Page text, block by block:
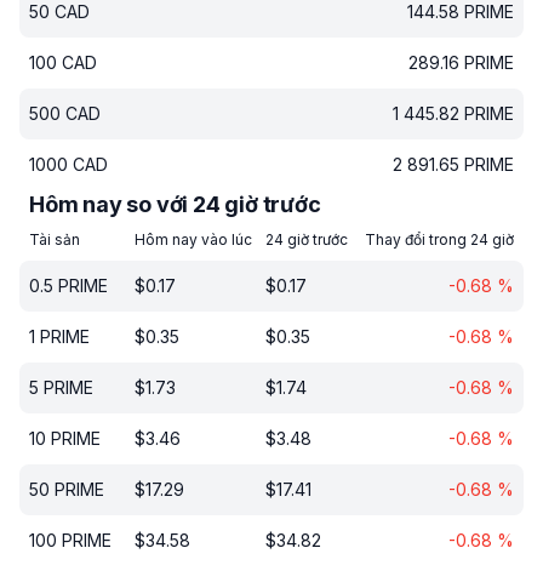
50 CAD 144.58 PRIME
100 CAD 289.16 PRIME
500 CAD 1 445.82 PRIME
1000 CAD 2 891.65 PRIME
Hôm nay so với 24 giờ trước
Tài sản Hôm nay vào lúc 24 giờ trước Thay đổi trong 24 giờ
0.5 PRIME $0.17 $0.17 -0.68 %
1 PRIME $0.35 $0.35 -0.68 %
5 PRIME $1.73 $1.74 -0.68 %
10 PRIME $3.46 $3.48 -0.68 %
50 PRIME $17.29 $17.41 -0.68 %
100 PRIME $34.58 $34.82 -0.68 %